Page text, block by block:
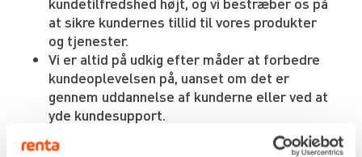
at sikre kundernes tillid til vores produkter
og tjenester.
Vi er altid på udkig efter måder at forbedre
kundeoplevelsen på, uanset om det er
gennem uddannelse af kunderne eller ved at
yde kundesupport.